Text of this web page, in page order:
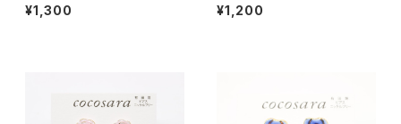
¥1,300 ¥1,200